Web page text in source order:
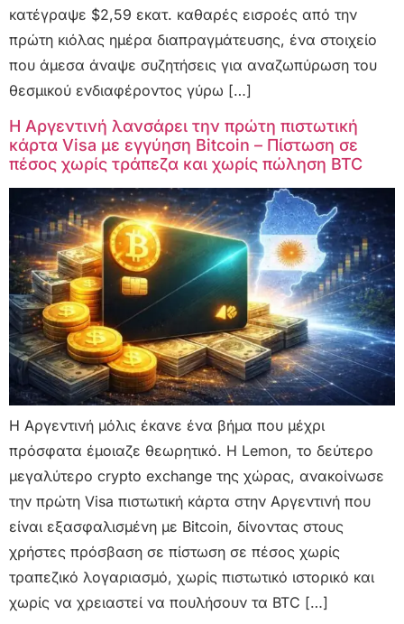
κατέγραψε $2,59 εκατ. καθαρές εισροές από την
πρώτη κιόλας ημέρα διαπραγμάτευσης, ένα στοιχείο
που άμεσα άναψε συζητήσεις για αναζωπύρωση του
θεσμικού ενδιαφέροντος γύρω […]
Η Αργεντινή λανσάρει την πρώτη πιστωτική
κάρτα Visa με εγγύηση Bitcoin – Πίστωση σε
πέσος χωρίς τράπεζα και χωρίς πώληση BTC
Η Αργεντινή μόλις έκανε ένα βήμα που μέχρι
πρόσφατα έμοιαζε θεωρητικό. Η Lemon, το δεύτερο
μεγαλύτερο crypto exchange της χώρας, ανακοίνωσε
την πρώτη Visa πιστωτική κάρτα στην Αργεντινή που
είναι εξασφαλισμένη με Bitcoin, δίνοντας στους
χρήστες πρόσβαση σε πίστωση σε πέσος χωρίς
τραπεζικό λογαριασμό, χωρίς πιστωτικό ιστορικό και
χωρίς να χρειαστεί να πουλήσουν τα BTC […]